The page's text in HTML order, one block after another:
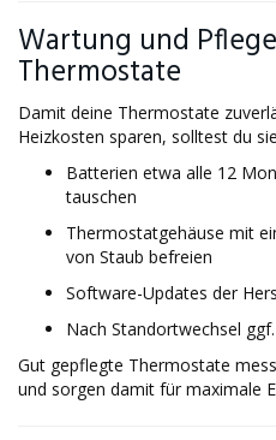
Wartung und
Thermostate
Damit deine Thermostate
Heizkosten sparen, solltest du
Batterien etwa alle 12
tauschen
Thermostatgehäuse mit
von Staub befreien
Software-Updates der
Nach Standortwechsel
Gut gepflegte Thermostate
und sorgen damit für maximale